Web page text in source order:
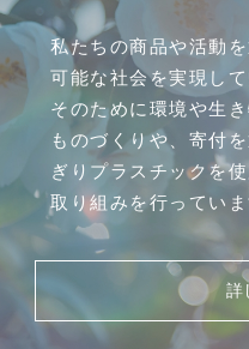
私たちの商品や活動
可能な社会を実現し
そのために環境や生
ものづくりや、寄付
ぎりプラスチックを
取り組みを行っていま
詳